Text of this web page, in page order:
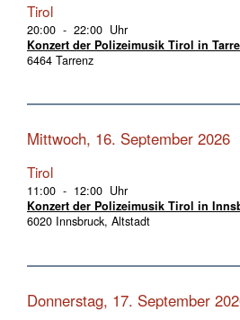
Tirol
20:00 - 22:00 Uhr
Konzert der Polizeimusik Tirol in
6464 Tarrenz
Mittwoch, 16. September 2026
Tirol
11:00 - 12:00 Uhr
Konzert der Polizeimusik Tirol in
6020 Innsbruck, Altstadt
Donnerstag, 17. September